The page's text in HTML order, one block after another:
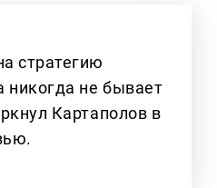
стратегию
никогда не бывает
Картаполов в